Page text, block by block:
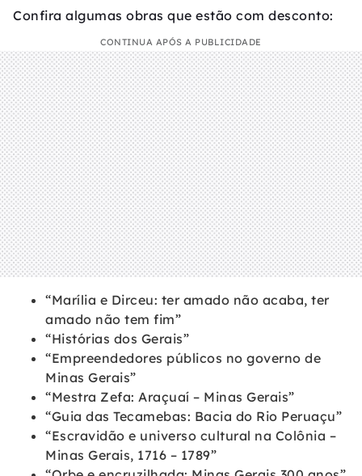
Confira algumas obras que estão com desconto:
CONTINUA APÓS A PUBLICIDADE
“Marília e Dirceu: ter amado não acaba, ter
amado não tem fim”
“Histórias dos Gerais”
“Empreendedores públicos no governo de
Minas Gerais”
“Mestra Zefa: Araçuaí – Minas Gerais”
“Guia das Tecamebas: Bacia do Rio Peruaçu”
“Escravidão e universo cultural na Colônia –
Minas Gerais, 1716 – 1789”